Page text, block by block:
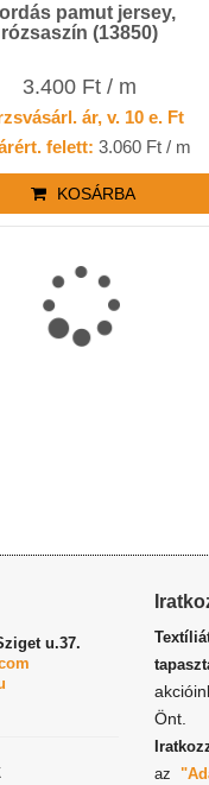
pamut jersey,
rózsaszín (13850)
3.400 Ft / m
ár, v. 10 e. Ft
felett: 3.060 Ft / m
KOSÁRBA
u.37.
Önt.
az